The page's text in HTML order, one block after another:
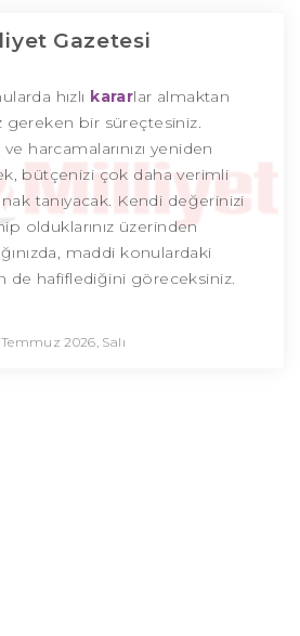
Gazetesi
hızlı kararlar almaktan
gereken bir süreçtesiniz.
ve harcamalarınızı yeniden
bütçenizi çok daha verimli
tanıyacak. Kendi değerinizi
olduklarınız üzerinden
maddi konulardaki
de hafiflediğini göreceksiniz.
2026, Salı